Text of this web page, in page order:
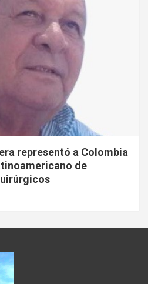
representó a Colombia
de